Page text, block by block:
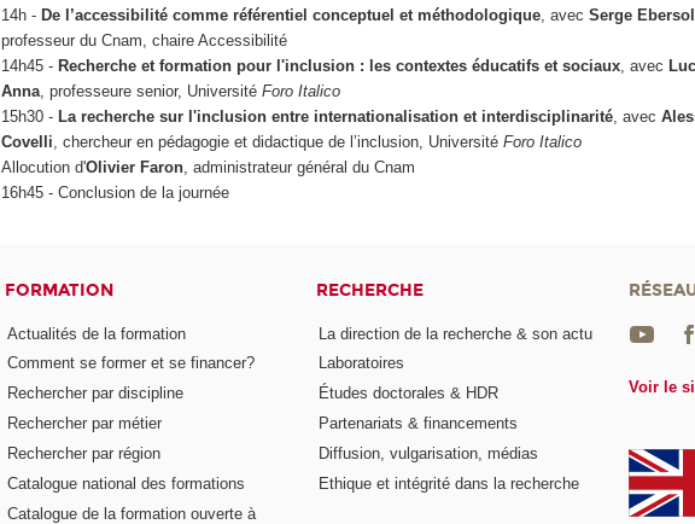
14h - De l’accessibilité comme référentiel conceptuel et méthodologique, avec Serge
professeur du Cnam, chaire Accessibilité
14h45 - Recherche et formation pour l'inclusion : les contextes éducatifs et sociaux, avec
Anna, professeure senior, Université Foro Italico
15h30 - La recherche sur l'inclusion entre internationalisation et interdisciplinarité, avec
Covelli , chercheur en pédagogie et didactique de l’inclusion, Université Foro Italico
Allocution d'Olivier Faron, administrateur général du Cnam
16h45 - Conclusion de la journée
FORMATION
Actualités de la formation
Comment se former et se financer?
Rechercher par discipline
Rechercher par métier
Rechercher par région
Catalogue national des formations
Catalogue de la formation ouverte à
RECHERCHE
La direction de la recherche & son actu
Laboratoires
Études doctorales & HDR
Partenariats & financements
Diffusion, vulgarisation, médias
Ethique et intégrité dans la recherche
Voir le